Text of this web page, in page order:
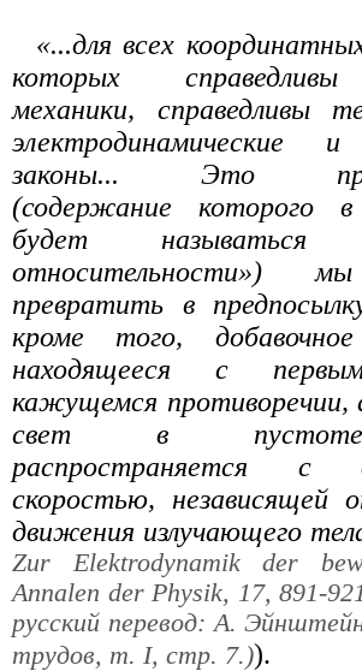
«...для всех
которых справедливы
механики, справедливы
электродинамические и
законы... Это
(содержание которого
будет называться
относительности»)
превратить в
кроме того,
находящееся с
кажущемся противоречии,
свет в
распространяется с
скоростью, независящей
движения излучающего
Zur Elektrodynamik der
Annalen der Physik, 17, 891-
русский перевод: А.
трудов, т. I, стр. 7.)).